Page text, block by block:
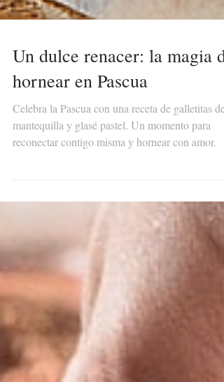
Un dulce renacer: la magia de
hornear en Pascua
Celebra la Pascua con una receta de galletitas de
mantequilla y glasé pastel. Un momento para